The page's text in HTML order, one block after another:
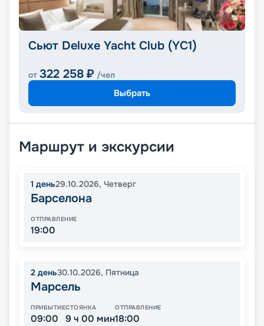
Сьют Deluxe Yacht Club (YC1)
от 322 258 ₽ /чел
Выбрать
Маршрут и экскурсии
1 день29.10.2026, Четверг
Барселона
ОТПРАВЛЕНИЕ
19:00
2 день30.10.2026, Пятница
Марсель
ПРИБЫТИЕ
09:00
СТОЯНКА
9 ч 00 мин
ОТПРАВЛЕНИЕ
18:00